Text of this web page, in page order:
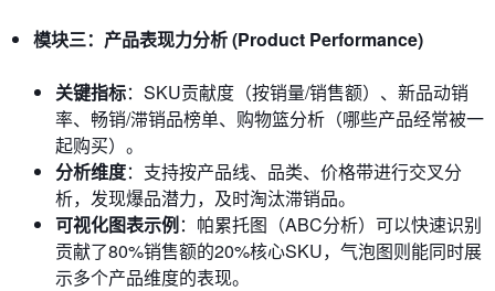
模块三：产品表现力分析 (Product Performance)
关键指标：SKU贡献度（按销量/销售额）、新品动销
率、畅销/滞销品榜单、购物篮分析（哪些产品经常被一
起购买）。
分析维度：支持按产品线、品类、价格带进行交叉分
析，发现爆品潜力，及时淘汰滞销品。
可视化图表示例：帕累托图（ABC分析）可以快速识别
贡献了80%销售额的20%核心SKU，气泡图则能同时展
示多个产品维度的表现。